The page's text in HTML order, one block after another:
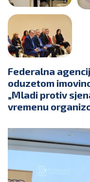
Federalna
oduzetom
„Mladi protiv
vremenu